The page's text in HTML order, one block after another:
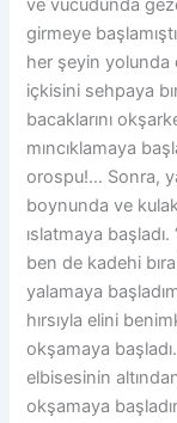
ve vücudunda
girmeye
her şeyin yolunda
içkisini sehpaya
bacaklarını
mıncıklamaya
orospu!… Sonra,
boynunda ve
ıslatmaya
ben de kadehi
yalamaya
hırsıyla elini
okşamaya başladı.
elbisesinin
okşamaya